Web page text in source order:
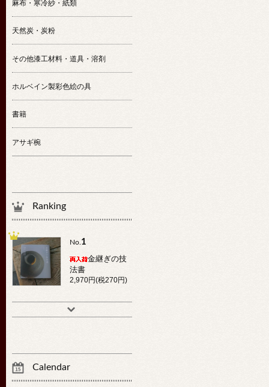
麻布・寒冷紗・紙類
天然炭・炭粉
その他漆工材料・道具・溶剤
ホルベイン製彩色絵の具
書籍
アサギ椀
Ranking
No.1
金継ぎの技
法書
2,970円(税270円)
Calendar